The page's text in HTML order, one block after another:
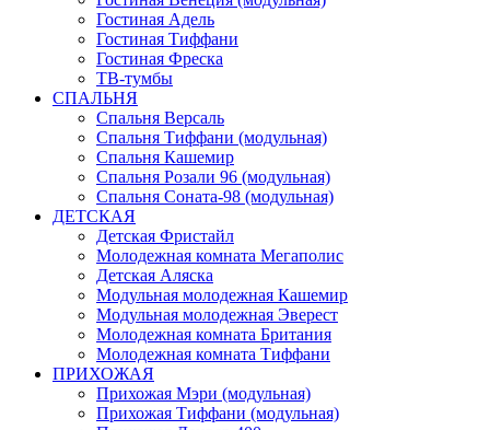
Гостиная Адель
Гостиная Тиффани
Гостиная Фреска
ТВ-тумбы
СПАЛЬНЯ
Спальня Версаль
Спальня Тиффани (модульная)
Спальня Кашемир
Спальня Розали 96 (модульная)
Спальня Соната-98 (модульная)
ДЕТСКАЯ
Детская Фристайл
Молодежная комната Мегаполис
Детская Аляска
Модульная молодежная Кашемир
Модульная молодежная Эверест
Молодежная комната Британия
Молодежная комната Тиффани
ПРИХОЖАЯ
Прихожая Мэри (модульная)
Прихожая Тиффани (модульная)